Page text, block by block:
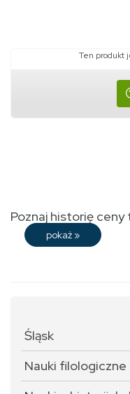
Ten produkt
Poznaj historię
pokaż »
Śląsk
Nauki filologiczne